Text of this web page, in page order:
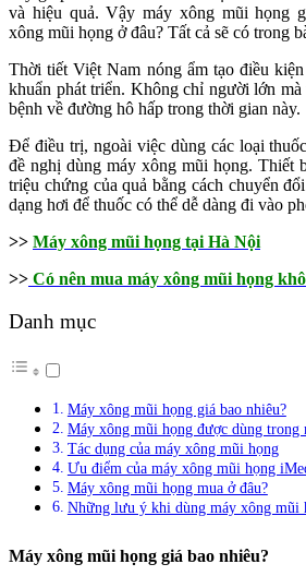
và hiệu quả. Vậy máy xông mũi họng
xông mũi họng ở đâu? Tất cả sẽ có trong
Thời tiết Việt Nam nóng ẩm tạo điều
khuẩn phát triển. Không chỉ người lớn mà
bệnh về đường hô hấp trong thời gian này.
Để điều trị, ngoài việc dùng các loại
đề nghị dùng máy xông mũi họng. Thiết
triệu chứng của quả bằng cách chuyển
dạng hơi để thuốc có thể dễ dàng đi vào
>> Máy xông mũi họng tại Hà Nội
>> Có nên mua máy xông mũi họng
Danh mục
Máy xông mũi họng giá bao nhiêu?
Máy xông mũi họng được dùng trong
Tác dụng của máy xông mũi họng
Ưu điểm của máy xông mũi họng
Máy xông mũi họng mua ở đâu?
Những lưu ý khi dùng máy xông mũi
Máy xông mũi họng giá bao nhiêu?